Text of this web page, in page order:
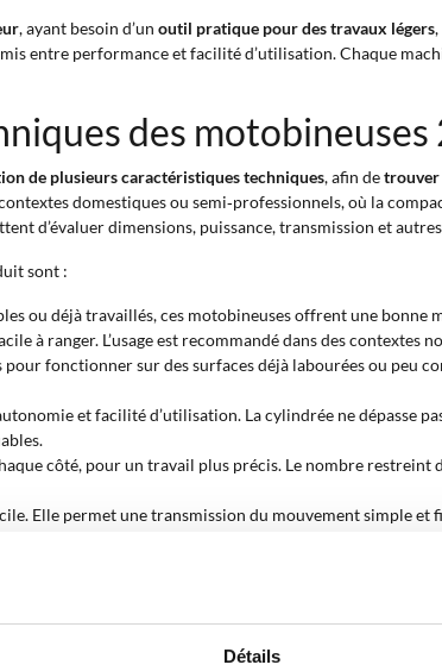
Détails
, ayant besoin d’un outil pratique pour des travaux légers
entre performance et facilité d’utilisation. Chaque
des motobineuses
de plusieurs caractéristiques techniques, afin detrouver
domestiques ou semi‑professionnels, où la
d’évaluer dimensions, puissance, transmission et
sont :
ou déjà travaillés, ces motobineuses offrent une
à ranger. L’usage est recommandé dans des contextes
fonctionner sur des surfaces déjà labourées ou peu
et facilité d’utilisation. La cylindrée ne dépasse
côté, pour un travail plus précis. Le nombre
Elle permet une transmission du mouvement simple et
la conduite et l’utilisation. Adaptée aux travaux
ajoutant ou en retirant des éléments. Ceci permet
ultra‑légers, pour un usage très limité. Ceux entre